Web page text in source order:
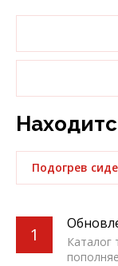
Подогрев
1
Каталог